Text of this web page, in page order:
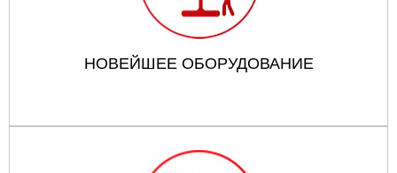
НОВЕЙШЕЕ ОБОРУДОВАНИЕ